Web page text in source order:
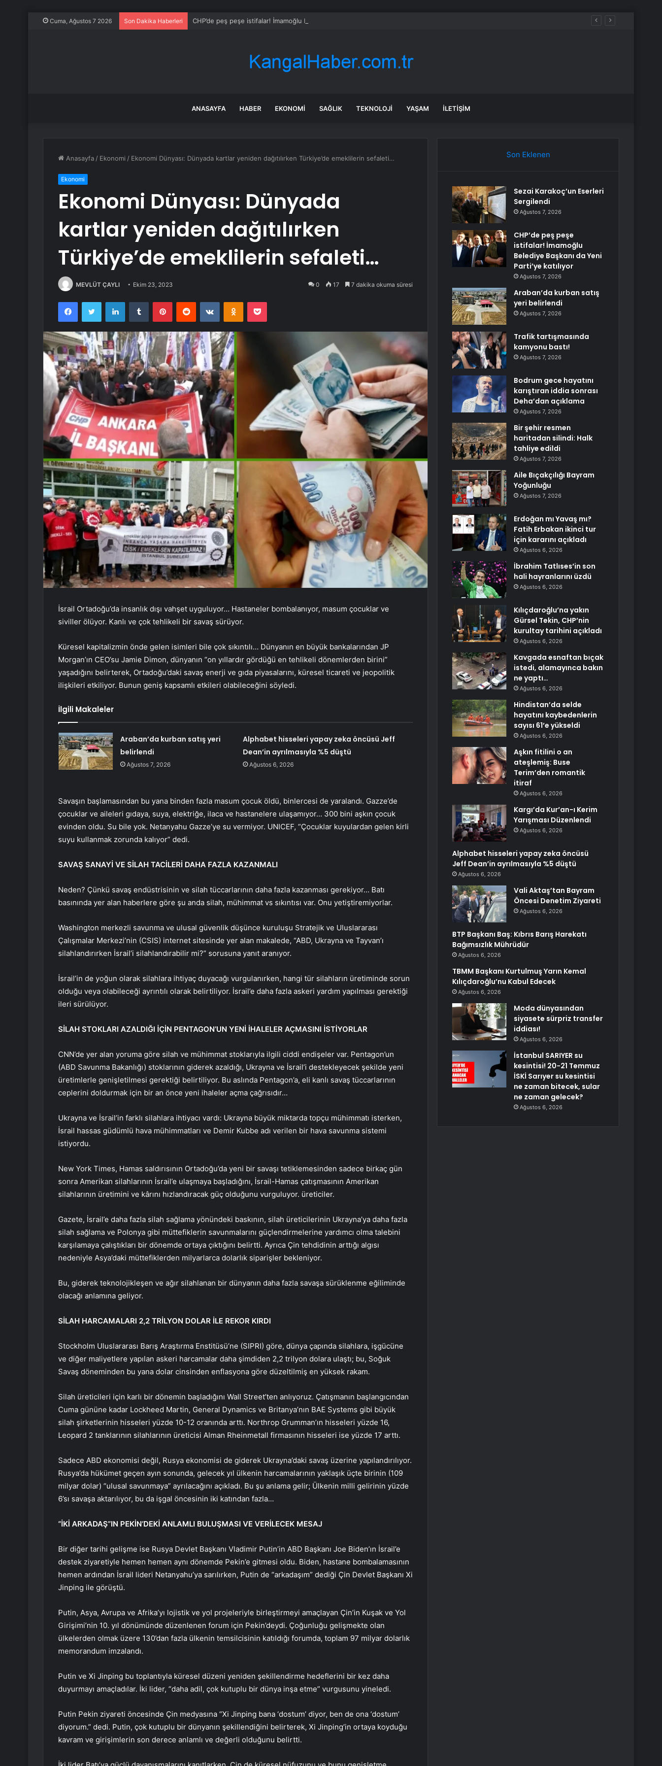
Cuma, Ağustos 7 2026 Son Dakika Haberleri CHP’de peş peşe istifalar! İmamoğlu Belediye Başkanı da Yeni Parti’ye katılıyor
ANASAYFA HABER EKONOMI SAĞLIK TEKNOLOJI YAŞAM İLETIŞIM
Anasayfa / Ekonomi / Ekonomi Dünyası: Dünyada kartlar yeniden dağıtılırken Türkiye’de emeklilerin sefaleti…
Ekonomi
Ekonomi Dünyası: Dünyada
kartlar yeniden dağıtılırken
Türkiye’de emeklilerin sefaleti…
MEVLÜT ÇAYLI Ekim 23, 2023 0 17 7 dakika okuma süresi
FacebookTwitter LinkedInTumblr PinterestReddit VKontakteOdnoklassniki
Pocket
İsrail Ortadoğu’da insanlık dışı vahşet uyguluyor… Hastaneler bombalanıyor, masum çocuklar ve
siviller ölüyor. Kanlı ve çok tehlikeli bir savaş sürüyor.
Küresel kapitalizmin önde gelen isimleri bile çok sıkıntılı… Dünyanın en büyük bankalarından JP
Morgan’ın CEO’su Jamie Dimon, dünyanın “on yıllardır gördüğü en tehlikeli dönemlerden birini”
yaşadığını belirterek, Ortadoğu’daki savaş enerji ve gıda piyasalarını, küresel ticareti ve jeopolitik
ilişkileri etkiliyor. Bunun geniş kapsamlı etkileri olabileceğini söyledi.
İlgili Makaleler
Araban’da kurban satış yeri
belirlendi
Ağustos 7, 2026
Alphabet hisseleri yapay zeka öncüsü Jeff
Dean’in ayrılmasıyla %5 düştü
Ağustos 6, 2026
Savaşın başlamasından bu yana binden fazla masum çocuk öldü, binlercesi de yaralandı. Gazze’de
çocuklar ve aileleri gıdaya, suya, elektriğe, ilaca ve hastanelere ulaşamıyor… 300 bini aşkın çocuk
evinden oldu. Su bile yok. Netanyahu Gazze’ye su vermiyor. UNICEF, “Çocuklar kuyulardan gelen kirli
suyu kullanmak zorunda kalıyor” dedi.
SAVAŞ SANAYİ VE SİLAH TACİLERİ DAHA FAZLA KAZANMALI
Neden? Çünkü savaş endüstrisinin ve silah tüccarlarının daha fazla kazanması gerekiyor… Batı
basınında yer alan haberlere göre şu anda silah, mühimmat vs sıkıntısı var. Onu yetiştiremiyorlar.
Washington merkezli savunma ve ulusal güvenlik düşünce kuruluşu Stratejik ve Uluslararası
Çalışmalar Merkezi’nin (CSIS) internet sitesinde yer alan makalede, “ABD, Ukrayna ve Tayvan’ı
silahlandırırken İsrail’i silahlandırabilir mi?” sorusuna yanıt aranıyor.
İsrail’in de yoğun olarak silahlara ihtiyaç duyacağı vurgulanırken, hangi tür silahların üretiminde sorun
olduğu veya olabileceği ayrıntılı olarak belirtiliyor. İsrail’e daha fazla askeri yardım yapılması gerektiği
ileri sürülüyor.
SİLAH STOKLARI AZALDIĞI İÇİN PENTAGON’UN YENİ İHALELER AÇMASINI İSTİYORLAR
CNN’de yer alan yoruma göre silah ve mühimmat stoklarıyla ilgili ciddi endişeler var. Pentagon’un
(ABD Savunma Bakanlığı) stoklarının giderek azaldığı, Ukrayna ve İsrail’i destekleyecek şekilde yeni
üretimlerle genişletilmesi gerektiği belirtiliyor. Bu aslında Pentagon’a, eli kanlı savaş tüccarlarının
ceplerini doldurmak için bir an önce yeni ihaleler açma çağrısıdır…
Ukrayna ve İsrail’in farklı silahlara ihtiyacı vardı: Ukrayna büyük miktarda topçu mühimmatı isterken,
İsrail hassas güdümlü hava mühimmatları ve Demir Kubbe adı verilen bir hava savunma sistemi
istiyordu.
New York Times, Hamas saldırısının Ortadoğu’da yeni bir savaşı tetiklemesinden sadece birkaç gün
sonra Amerikan silahlarının İsrail’e ulaşmaya başladığını, İsrail-Hamas çatışmasının Amerikan
silahlarının üretimini ve kârını hızlandıracak güç olduğunu vurguluyor. üreticiler.
Gazete, İsrail’e daha fazla silah sağlama yönündeki baskının, silah üreticilerinin Ukrayna’ya daha fazla
silah sağlama ve Polonya gibi müttefiklerin savunmalarını güçlendirmelerine yardımcı olma talebini
karşılamaya çalıştıkları bir dönemde ortaya çıktığını belirtti. Ayrıca Çin tehdidinin arttığı algısı
nedeniyle Asya’daki müttefiklerden milyarlarca dolarlık siparişler bekleniyor.
Bu, giderek teknolojikleşen ve ağır silahlanan bir dünyanın daha fazla savaşa sürüklenme eğiliminde
olacağı anlamına geliyor.
SİLAH HARCAMALARI 2,2 TRİLYON DOLAR İLE REKOR KIRDI
Stockholm Uluslararası Barış Araştırma Enstitüsü’ne (SIPRI) göre, dünya çapında silahlara, işgücüne
ve diğer maliyetlere yapılan askeri harcamalar daha şimdiden 2,2 trilyon dolara ulaştı; bu, Soğuk
Savaş döneminden bu yana dolar cinsinden enflasyona göre düzeltilmiş en yüksek rakam.
Silah üreticileri için karlı bir dönemin başladığını Wall Street’ten anlıyoruz. Çatışmanın başlangıcından
Cuma gününe kadar Lockheed Martin, General Dynamics ve Britanya’nın BAE Systems gibi büyük
silah şirketlerinin hisseleri yüzde 10-12 oranında arttı. Northrop Grumman’ın hisseleri yüzde 16,
Leopard 2 tanklarının silahlarının üreticisi Alman Rheinmetall firmasının hisseleri ise yüzde 17 arttı.
Sadece ABD ekonomisi değil, Rusya ekonomisi de giderek Ukrayna’daki savaş üzerine yapılandırılıyor.
Rusya’da hükümet geçen ayın sonunda, gelecek yıl ülkenin harcamalarının yaklaşık üçte birinin (109
milyar dolar) “ulusal savunmaya” ayrılacağını açıkladı. Bu şu anlama gelir; Ülkenin milli gelirinin yüzde
6’sı savaşa aktarılıyor, bu da işgal öncesinin iki katından fazla…
“İKİ ARKADAŞ”IN PEKİN’DEKİ ANLAMLI BULUŞMASI VE VERİLECEK MESAJ
Bir diğer tarihi gelişme ise Rusya Devlet Başkanı Vladimir Putin’in ABD Başkanı Joe Biden’ın İsrail’e
destek ziyaretiyle hemen hemen aynı dönemde Pekin’e gitmesi oldu. Biden, hastane bombalamasının
hemen ardından İsrail lideri Netanyahu’ya sarılırken, Putin de “arkadaşım” dediği Çin Devlet Başkanı Xi
Jinping ile görüştü.
Putin, Asya, Avrupa ve Afrika’yı lojistik ve yol projeleriyle birleştirmeyi amaçlayan Çin’in Kuşak ve Yol
Girişimi’nin 10. yıl dönümünde düzenlenen forum için Pekin’deydi. Çoğunluğu gelişmekte olan
ülkelerden olmak üzere 130’dan fazla ülkenin temsilcisinin katıldığı forumda, toplam 97 milyar dolarlık
memorandum imzalandı.
Putin ve Xi Jinping bu toplantıyla küresel düzeni yeniden şekillendirme hedeflerini bir kez daha
duyurmayı amaçladılar. İki lider, “daha adil, çok kutuplu bir dünya inşa etme” vurgusunu yineledi.
Putin Pekin ziyareti öncesinde Çin medyasına “Xi Jinping bana ‘dostum’ diyor, ben de ona ‘dostum’
diyorum.” dedi. Putin, çok kutuplu bir dünyanın şekillendiğini belirterek, Xi Jinping’in ortaya koyduğu
kavram ve girişimlerin son derece anlamlı ve değerli olduğunu belirtti.
Son Eklenen
Sezai Karakoç’un Eserleri
Sergilendi
Ağustos 7, 2026
CHP’de peş peşe
istifalar! İmamoğlu
Belediye Başkanı da Yeni
Parti’ye katılıyor
Ağustos 7, 2026
Araban’da kurban satış
yeri belirlendi
Ağustos 7, 2026
Trafik tartışmasında
kamyonu bastı!
Ağustos 7, 2026
Bodrum gece hayatını
karıştıran iddia sonrası
Deha’dan açıklama
Ağustos 7, 2026
Bir şehir resmen
haritadan silindi: Halk
tahliye edildi
Ağustos 7, 2026
Aile Bıçakçılığı Bayram
Yoğunluğu
Ağustos 7, 2026
Erdoğan mı Yavaş mı?
Fatih Erbakan ikinci tur
için kararını açıkladı
Ağustos 6, 2026
İbrahim Tatlıses’in son
hali hayranlarını üzdü
Ağustos 6, 2026
Kılıçdaroğlu’na yakın
Gürsel Tekin, CHP’nin
kurultay tarihini açıkladı
Ağustos 6, 2026
Kavgada esnaftan bıçak
istedi, alamayınca bakın
ne yaptı…
Ağustos 6, 2026
Hindistan’da selde
hayatını kaybedenlerin
sayısı 61’e yükseldi
Ağustos 6, 2026
Aşkın fitilini o an
ateşlemiş: Buse
Terim’den romantik
itiraf
Ağustos 6, 2026
Kargı’da Kur’an-ı Kerim
Yarışması Düzenlendi
Ağustos 6, 2026
Alphabet hisseleri yapay zeka öncüsü
Jeff Dean’in ayrılmasıyla %5 düştü
Ağustos 6, 2026
Vali Aktaş’tan Bayram
Öncesi Denetim Ziyareti
Ağustos 6, 2026
BTP Başkanı Baş: Kıbrıs Barış Harekatı
Bağımsızlık Mührüdür
Ağustos 6, 2026
TBMM Başkanı Kurtulmuş Yarın Kemal
Kılıçdaroğlu’nu Kabul Edecek
Ağustos 6, 2026
Moda dünyasından
siyasete sürpriz transfer
iddiası!
Ağustos 6, 2026
İstanbul SARIYER su
kesintisi! 20-21 Temmuz
İSKİ Sarıyer su kesintisi
ne zaman bitecek, sular
ne zaman gelecek?
Ağustos 6, 2026